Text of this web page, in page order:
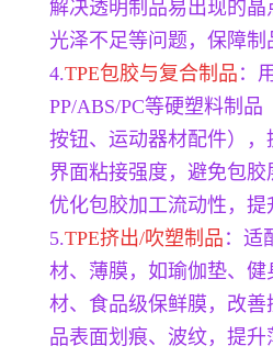
解决透明制品易出现的
光泽不足等问题，保障制
4.TPE包胶与复合制品 ：
PP/ABS/PC等硬塑料制
按钮、运动器材配件），
界面粘接强度，避免包
优化包胶加工流动性，提
5.TPE挤出/吹塑制品 ：适
材、薄膜，如瑜伽垫、
材、食品级保鲜膜，改善
品表面划痕、波纹，提